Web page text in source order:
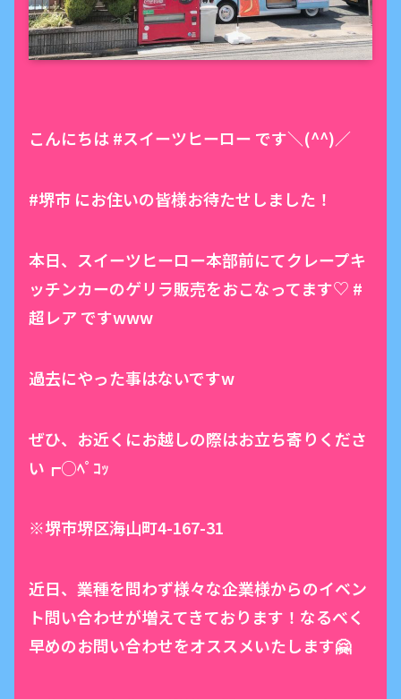
こんにちは #スイーツヒーロー です＼(^^)／
#堺市 にお住いの皆様お待たせしました！
本日、スイーツヒーロー本部前にてクレープキ
ッチンカーのゲリラ販売をおこなってます♡ #
超レア ですwww
過去にやった事はないですw
ぜひ、お近くにお越しの際はお立ち寄りくださ
い┏○ﾍﾟｺｯ
※堺市堺区海山町4-167-31
近日、業種を問わず様々な企業様からのイベン
ト問い合わせが増えてきております！なるべく
早めのお問い合わせをオススメいたします🤗